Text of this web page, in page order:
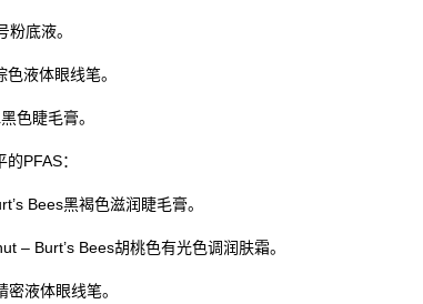
底液。
液体眼线笔。
色睫毛膏。
PFAS：
Bees黑褐色滋润睫毛膏。
– Burt’s Bees胡桃色有光色调润肤霜。
液体眼线笔。